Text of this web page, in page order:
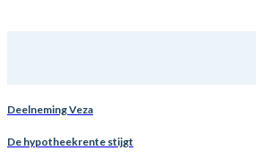
Deelneming Veza
De hypotheekrente stijgt